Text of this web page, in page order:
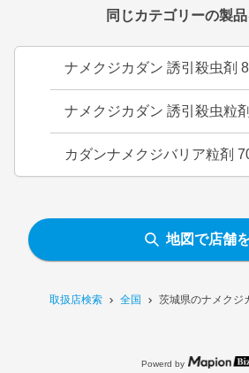
取扱店検索 全国 茨城県のナメクジ
同じカテゴリーの製
ナメクジカダン 誘引殺虫剤
ナメクジカダン 誘引殺虫粒
カダンナメクジバリア粒剤
地図で店舗
Powerd by